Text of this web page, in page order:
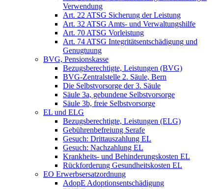
Verwendung
Art. 22 ATSG Sicherung der Leistung
Art. 32 ATSG Amts- und Verwaltungshilfe
Art. 70 ATSG Vorleistung
Art. 74 ATSG Integritätsentschädigung und
Genugtuung
BVG, Pensionskasse
Bezugsberechtigte, Leistungen (BVG)
BVG-Zentralstelle 2. Säule, Bern
Die Selbstvorsorge der 3. Säule
Säule 3a, gebundene Selbstvorsorge
Säule 3b, freie Selbstvorsorge
EL und ELG
Bezugsberechtigte, Leistungen (ELG)
Gebührenbefreiung Serafe
Gesuch: Drittauszahlung EL
Gesuch: Nachzahlung EL
Krankheits- und Behinderungskosten EL
Rückforderung Gesundheitskosten EL
EO Erwerbsersatzordnung
AdopE Adoptionsentschädigung